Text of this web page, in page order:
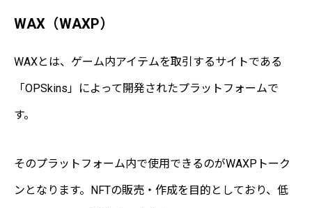
WAX（WAXP）
WAXとは、ゲーム内アイテムを取引するサイトである
「OPSkins」によって開発されたプラットフォームで
す。
そのプラットフォーム内で使用できるのがWAXPトーク
ンとなります。NFTの販売・作成を目的としており、低